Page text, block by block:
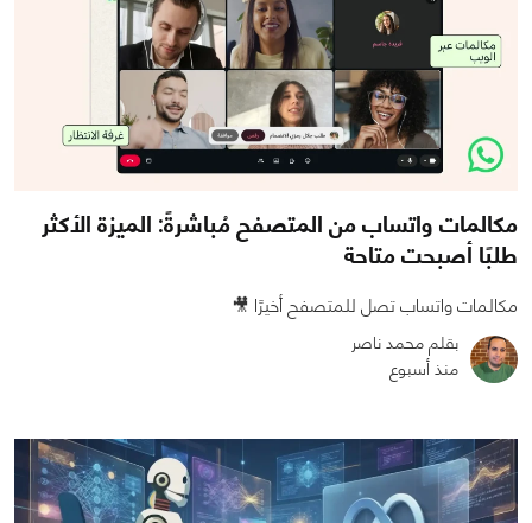
771
0
مكالمات واتساب من المتصفح مُباشرةً: الميزة الأكثر
طلبًا أصبحت متاحة
مكالمات واتساب تصل للمتصفح أخيرًا 🎥
بقلم محمد ناصر
منذ أسبوع